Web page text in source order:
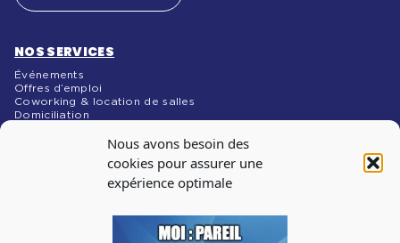
Nous avons besoin des
cookies pour assurer une
expérience optimale
NOS SERVICES
Événements
Offres d’emploi
Coworking & location de salles
Domiciliation